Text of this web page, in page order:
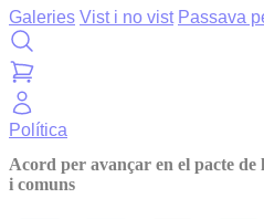
Galeries Vist i no vist Passava
Política
Acord per avançar en el pacte de
i comuns